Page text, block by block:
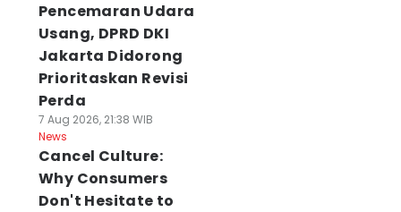
Pencemaran Udara
Usang, DPRD DKI
Jakarta Didorong
Prioritaskan Revisi
Perda
7 Aug 2026, 21:38 WIB
News
Cancel Culture:
Why Consumers
Don't Hesitate to